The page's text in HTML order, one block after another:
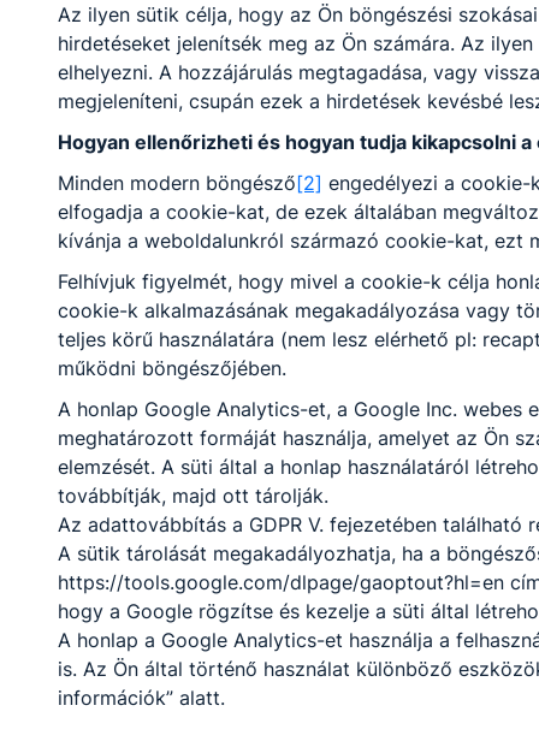
matematikus, okl.
matematika, földrajz
tanár
janotkazoltan​@turr.hu
10.E
Fogadó óra:
-
Ugrainé Nagy
Zsuzsanna
matematika szakos
középiskolai tanár,
matematika – ének-
zene szakos tanár
UgraineNagyZsuzsann
a​@turr.hu
Osztályfőnök:
-
Fogadó óra:
-
Az ilyen sütik célja, hogy az Ön böngészési
hirdetéseket jelenítsék meg az Ön számára. Az
elhelyezni. A hozzájárulás megtagadása, vagy
megjeleníteni, csupán ezek a hirdetések kevésbé
Hogyan ellenőrizheti és hogyan tudja kikapcsolni
Minden modern böngésző[2] engedélyezi a
elfogadja a cookie-kat, de ezek általában
kívánja a weboldalunkról származó cookie-kat, ezt
Felhívjuk figyelmét, hogy mivel a cookie-k célja
cookie-k alkalmazásának megakadályozása vagy
teljes körű használatára (nem lesz elérhető pl:
működni böngészőjében.
A honlap Google Analytics-et, a Google Inc. webes
meghatározott formáját használja, amelyet az Ön
elemzését. A süti által a honlap használatáról
továbbítják, majd ott tárolják.
Az adattovábbítás a GDPR V. fejezetében
A sütik tárolását megakadályozhatja, ha a
https://tools.google.com/dlpage/gaoptout?hl=en
hogy a Google rögzítse és kezelje a süti által
A honlap a Google Analytics-et használja a
is. Az Ön által történő használat különböző
információk” alatt.